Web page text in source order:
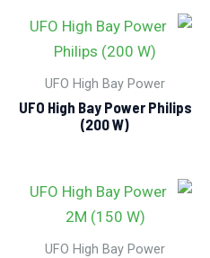
UFO High Bay Power
UFO High Bay Power Philips
(200 W)
UFO High Bay Power